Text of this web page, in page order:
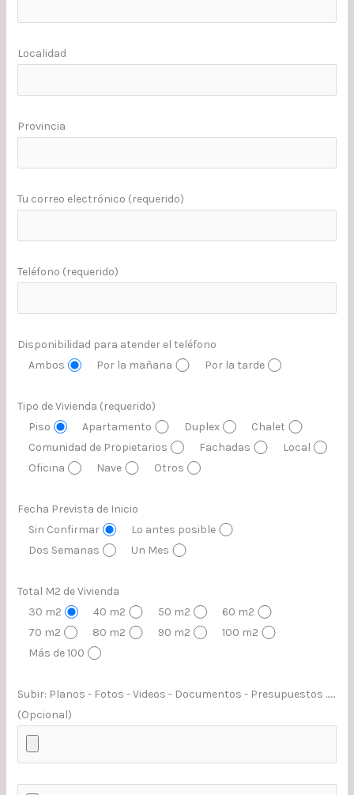
Localidad
Provincia
Tu correo electrónico (requerido)
Teléfono (requerido)
Disponibilidad para atender el teléfono
Ambos
Por la mañana Por la tarde
Tipo de Vivienda (requerido)
Piso
Apartamento Duplex
Chalet
Comunidad de Propietarios
Fachadas
Local
Oficina
Nave Otros
Fecha Prevista de Inicio
Sin Confirmar
Lo antes posible
Dos Semanas
Un Mes
Total M2 de Vivienda
30 m2
40 m2 50 m2
60 m2
70 m2
80 m2 90 m2
100 m2
Más de 100
Subir: Planos - Fotos - Videos - Documentos - Presupuestos ......
(Opcional)